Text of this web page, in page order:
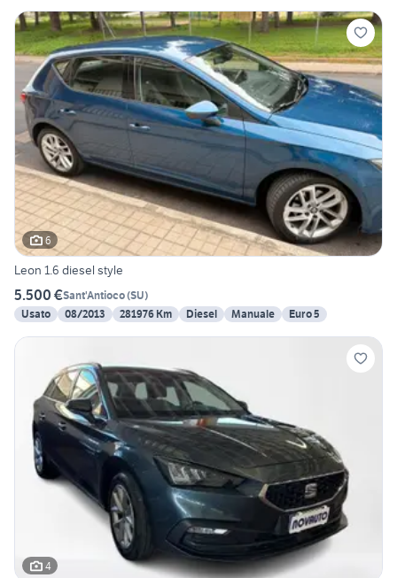
6
Leon 1.6 diesel style
5.500 €Sant'Antioco(SU)
Usato
08/2013 281976 Km Diesel Manuale Euro 5
4